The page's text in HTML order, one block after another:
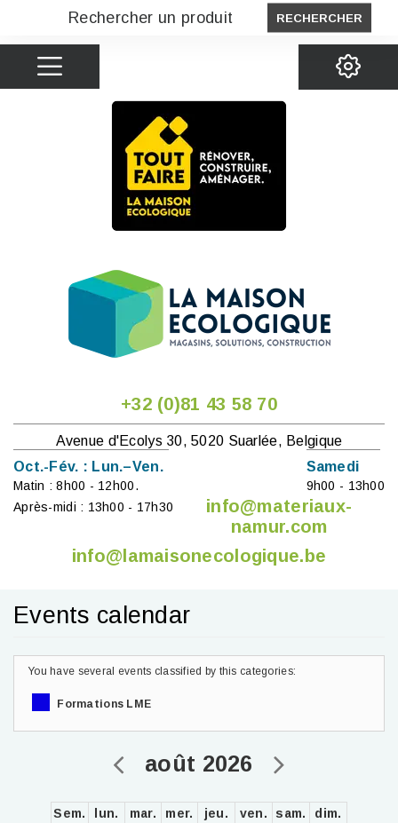
RECHERCHER
+32 (0)81 43 58 70
Avenue d'Ecolys 30, 5020 Suarlée, Belgique
Oct.-Fév. : Lun.–Ven.
Matin : 8h00 - 12h00.
Après-midi : 13h00 - 17h30
Samedi
9h00 - 13h00
info@materiaux-
namur.com
info@lamaisonecologique.be
Events calendar
You have several events classified by this categories:
Formations LME
août 2026
Sem. lun. mar. mer. jeu. ven. sam.
dim.